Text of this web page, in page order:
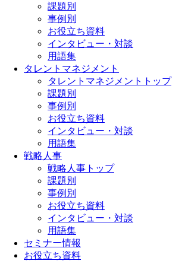
課題別
事例別
お役立ち資料
インタビュー・対談
用語集
タレントマネジメント
タレントマネジメントトップ
課題別
事例別
お役立ち資料
インタビュー・対談
用語集
戦略人事
戦略人事トップ
課題別
事例別
お役立ち資料
インタビュー・対談
用語集
セミナー情報
お役立ち資料